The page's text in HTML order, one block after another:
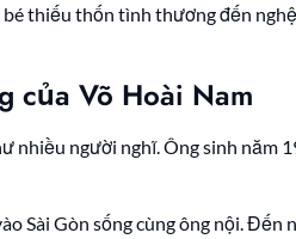
thiếu thốn tình thương đến
của Võ Hoài Nam
nhiều người nghĩ. Ông sinh năm
Sài Gòn sống cùng ông nội.